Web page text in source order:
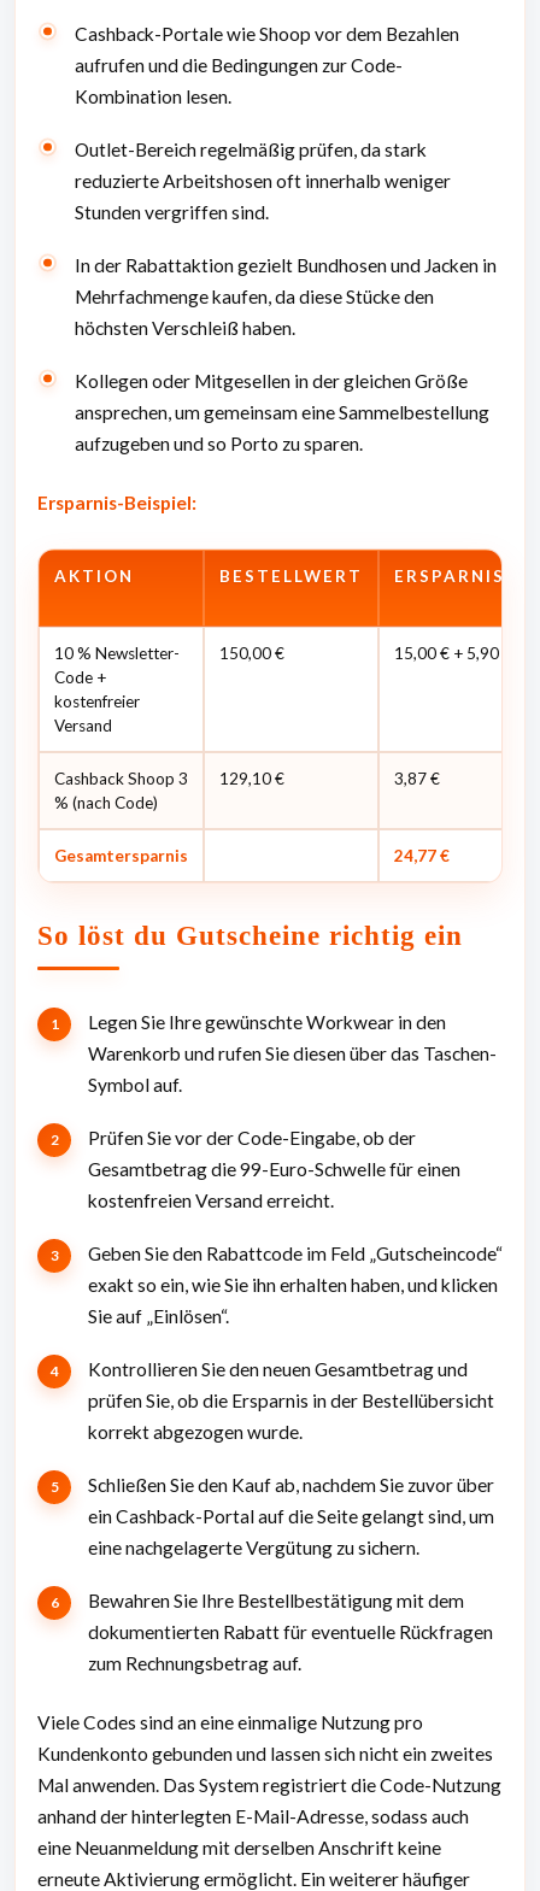
Cashback-Portale wie Shoop vor dem Bezahlen
aufrufen und die Bedingungen zur Code-
Kombination lesen.
Outlet-Bereich regelmäßig prüfen, da stark
reduzierte Arbeitshosen oft innerhalb weniger
Stunden vergriffen sind.
In der Rabattaktion gezielt Bundhosen und Jacken in
Mehrfachmenge kaufen, da diese Stücke den
höchsten Verschleiß haben.
Kollegen oder Mitgesellen in der gleichen Größe
ansprechen, um gemeinsam eine Sammelbestellung
aufzugeben und so Porto zu sparen.
Ersparnis-Beispiel:
AKTION BESTELLWERT ERSPARNIS
10 % Newsletter-
Code +
kostenfreier
Versand
150,00 € 15,00 € + 5,90 €
Cashback Shoop 3
% (nach Code)
129,10 € 3,87 €
Gesamtersparnis 24,77 €
So löst du Gutscheine richtig ein
Legen Sie Ihre gewünschte Workwear in den
Warenkorb und rufen Sie diesen über das Taschen-
Symbol auf.
Prüfen Sie vor der Code-Eingabe, ob der
Gesamtbetrag die 99-Euro-Schwelle für einen
kostenfreien Versand erreicht.
Geben Sie den Rabattcode im Feld „Gutscheincode“
exakt so ein, wie Sie ihn erhalten haben, und klicken
Sie auf „Einlösen“.
Kontrollieren Sie den neuen Gesamtbetrag und
prüfen Sie, ob die Ersparnis in der Bestellübersicht
korrekt abgezogen wurde.
Schließen Sie den Kauf ab, nachdem Sie zuvor über
ein Cashback-Portal auf die Seite gelangt sind, um
eine nachgelagerte Vergütung zu sichern.
Bewahren Sie Ihre Bestellbestätigung mit dem
dokumentierten Rabatt für eventuelle Rückfragen
zum Rechnungsbetrag auf.
Viele Codes sind an eine einmalige Nutzung pro
Kundenkonto gebunden und lassen sich nicht ein zweites
Mal anwenden. Das System registriert die Code-Nutzung
anhand der hinterlegten E-Mail-Adresse, sodass auch
eine Neuanmeldung mit derselben Anschrift keine
erneute Aktivierung ermöglicht. Ein weiterer häufiger